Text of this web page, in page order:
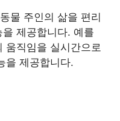
물 주인의 삶을 편리
제공합니다. 예를
움직임을 실시간으로
을 제공합니다.